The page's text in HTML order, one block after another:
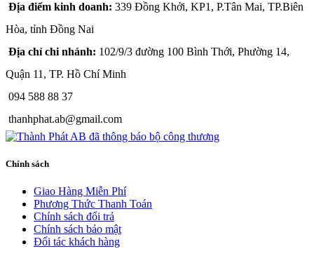
Địa điểm kinh doanh: 339 Đồng Khởi, KP1, P.Tân Mai, TP.Biên
Hòa, tỉnh Đồng Nai
Địa chỉ chi nhánh: 102/9/3 đường 100 Bình Thới, Phường 14,
Quận 11, TP. Hồ Chí Minh
094 588 88 37
thanhphat.ab@gmail.com
Chính sách
Giao Hàng Miễn Phí
Phương Thức Thanh Toán
Chính sách đổi trả
Chính sách bảo mật
Đối tác khách hàng